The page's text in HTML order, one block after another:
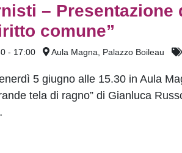
–
comune”
- 17:00 Aula Magna, Palazzo Boileau
5 giugno alle 15.30 in Aula
tela di ragno” di Gianluca